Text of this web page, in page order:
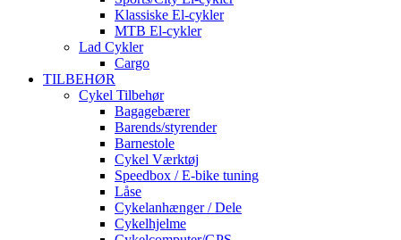
Klassiske El-cykler
MTB El-cykler
Lad Cykler
Cargo
TILBEHØR
Cykel Tilbehør
Bagagebærer
Barends/styrender
Barnestole
Cykel Værktøj
Speedbox / E-bike tuning
Låse
Cykelanhænger / Dele
Cykelhjelme